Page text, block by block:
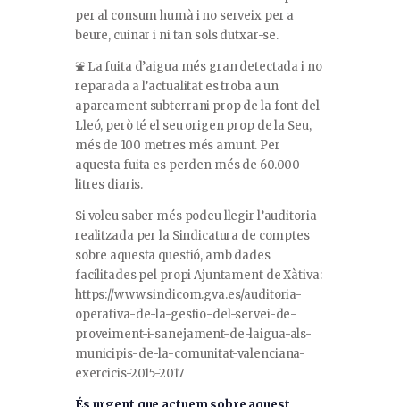
per al consum humà i no serveix per a
beure, cuinar i ni tan sols dutxar-se.
⛲ La fuita d’aigua més gran detectada i no
reparada a l’actualitat es troba a un
aparcament subterrani prop de la font del
Lleó, però té el seu origen prop de la Seu,
més de 100 metres més amunt. Per
aquesta fuita es perden més de 60.000
litres diaris.
Si voleu saber més podeu llegir l’auditoria
realitzada per la Sindicatura de comptes
sobre aquesta questió, amb dades
facilitades pel propi Ajuntament de Xàtiva:
https://www.sindicom.gva.es/auditoria-
operativa-de-la-gestio-del-servei-de-
proveiment-i-sanejament-de-laigua-als-
municipis-de-la-comunitat-valenciana-
exercicis-2015-2017